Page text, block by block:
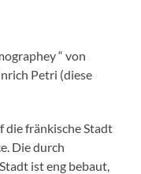
“ von
Petri (diese
die fränkische Stadt
Die durch
ist eng bebaut,